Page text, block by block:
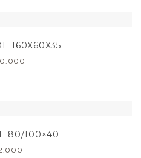
160X60X35
80/100×40